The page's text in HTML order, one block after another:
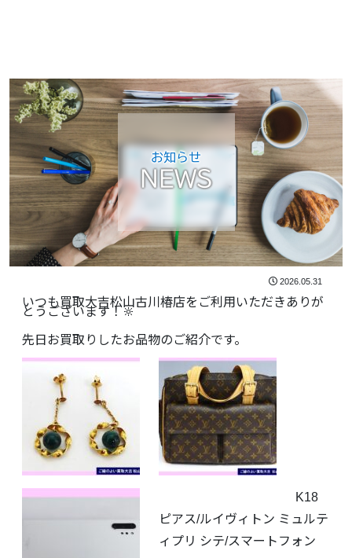
お知らせ
NEWS
2026.05.31
いつも買取大吉松山古川椿店をご利用いただきありが
とうございます！🔆
先日お買取りしたお品物のご紹介です。
K18
ピアス/ルイヴィトン ミュルテ
ィプリ シテ/スマートフォン